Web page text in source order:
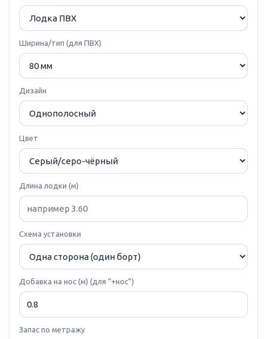
Ширина/тип (для ПВХ)
Дизайн
Цвет
Длина лодки (м)
Схема установки
Добавка на нос (м) (для “+нос”)
Запас по метражу